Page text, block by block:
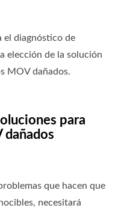
el diagnóstico de
elección de la solución
MOV dañados.
para
dañados
que hacen que
necesitará